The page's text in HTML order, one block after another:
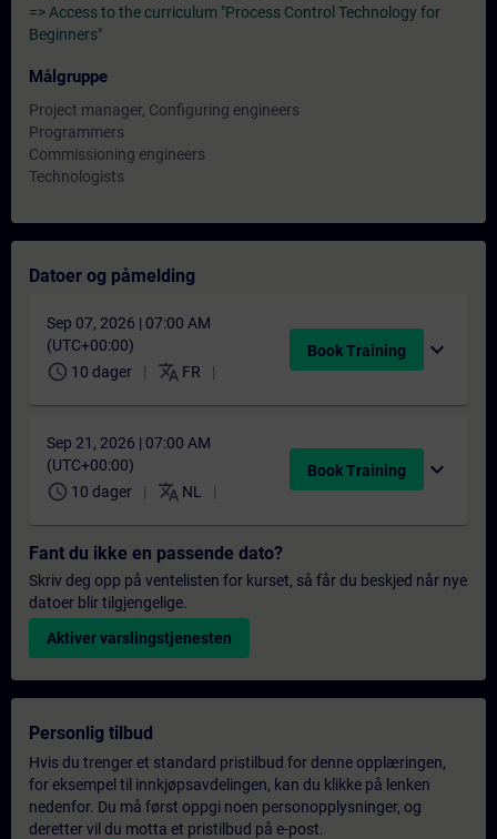
=> Access to the curriculum "Process Control Technology for
Beginners"
Målgruppe
Project manager, Configuring engineers
Programmers
Commissioning engineers
Technologists
Datoer og påmelding
Sep 07, 2026 | 07:00 AM
(UTC+00:00)
schedule 10 dager translate FR
Book Training expand_more
Sep 21, 2026 | 07:00 AM
(UTC+00:00)
schedule 10 dager translate NL
Book Training expand_more
Fant du ikke en passende dato?
Skriv deg opp på ventelisten for kurset, så får du beskjed når nye
datoer blir tilgjengelige.
Aktiver varslingstjenesten
Personlig tilbud
Hvis du trenger et standard pristilbud for denne opplæringen,
for eksempel til innkjøpsavdelingen, kan du klikke på lenken
nedenfor. Du må først oppgi noen personopplysninger, og
deretter vil du motta et pristilbud på e-post.